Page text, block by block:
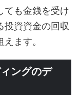
ても金銭を受け
投資資金の回収
ます。
ングのデ